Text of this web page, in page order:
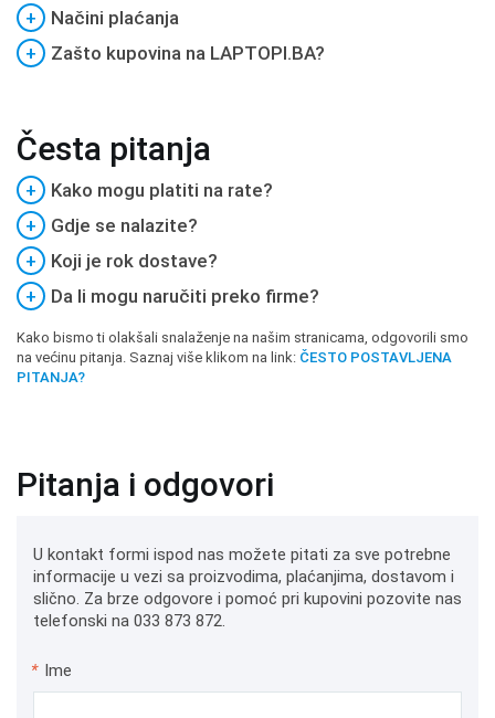
+
Načini plaćanja
+
Zašto kupovina na LAPTOPI.BA?
Česta pitanja
+
Kako mogu platiti na rate?
+
Gdje se nalazite?
+
Koji je rok dostave?
+
Da li mogu naručiti preko firme?
Kako bismo ti olakšali snalaženje na našim stranicama, odgovorili smo
na većinu pitanja. Saznaj više klikom na link: ČESTO POSTAVLJENA
PITANJA?
Pitanja i odgovori
U kontakt formi ispod nas možete pitati za sve potrebne
informacije u vezi sa proizvodima, plaćanjima, dostavom i
slično. Za brze odgovore i pomoć pri kupovini pozovite nas
telefonski na 033 873 872.
* Ime